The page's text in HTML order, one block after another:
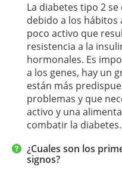
La diabetes tipo 2
debido a los hábitos
poco activo que
resistencia a la
hormonales. Es
a los genes, hay un
están más
problemas y que
activo y una
combatir la diabetes.
¿Cuales son los
signos?